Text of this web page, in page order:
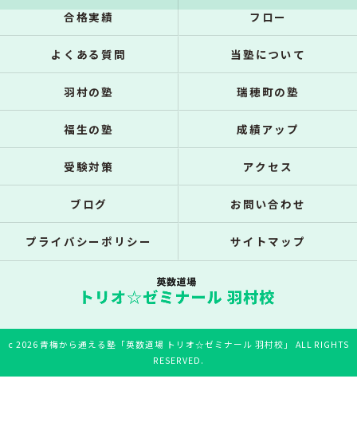
合格実績 フロー
よくある質問 当塾について
羽村の塾 瑞穂町の塾
福生の塾 成績アップ
受験対策 アクセス
ブログ お問い合わせ
プライバシーポリシー サイトマップ
c 2026 青梅から通える塾「英数道場 トリオ☆ゼミナール 羽村校」 ALL RIGHTS
RESERVED.